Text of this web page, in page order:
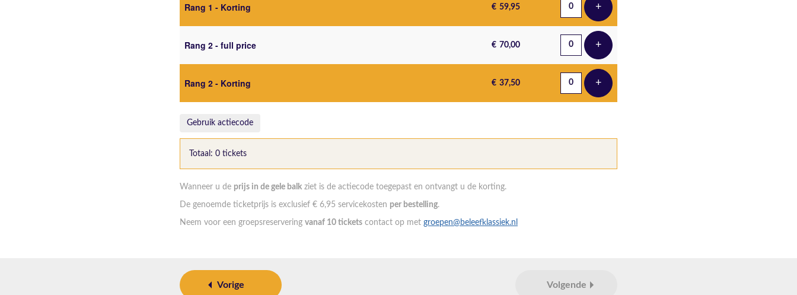
Rang 1 - Korting € 59,95 +Voeg ticket toe
Rang 2 - full price € 70,00 +Voeg ticket toe
Rang 2 - Korting € 37,50 +Voeg ticket toe
Gebruik actiecode
Totaal: 0 tickets
Wanneer u de prijs in de gele balk ziet is de actiecode toegepast en ontvangt u de korting.
De genoemde ticketprijs is exclusief € 6,95 servicekosten per bestelling.
Neem voor een groepsreservering vanaf 10 tickets contact op met groepen@beleefklassiek.nl
Vorige Volgende